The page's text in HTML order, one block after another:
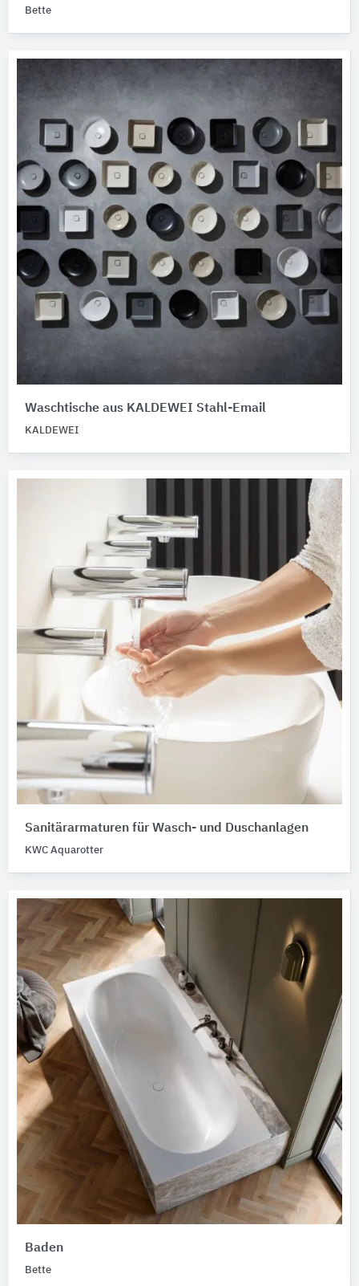
Bette
Waschtische ​aus ​​​KALDEWEI Stahl-Email
KALDEWEI
Sanitärarmaturen für Wasch- und Duschanlagen
KWC Aquarotter
Baden
Bette